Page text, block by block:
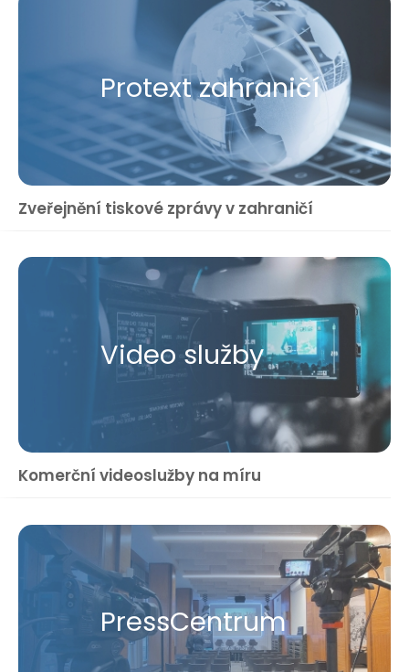
Protext zahraničí
Zveřejnění tiskové zprávy v zahraničí
Video služby
Komerční videoslužby na míru
Press​Centrum